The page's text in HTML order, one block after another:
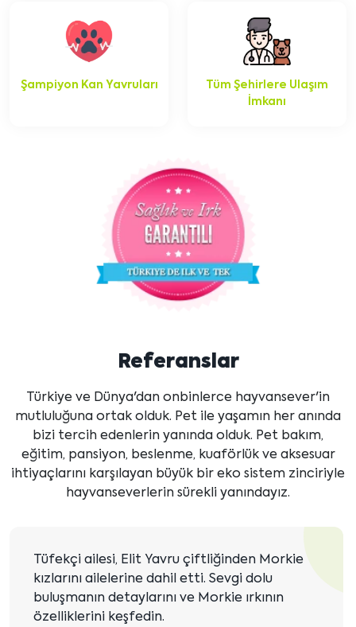
Şampiyon Kan Yavruları
Tüm Şehirlere Ulaşım
İmkanı
Referanslar
Türkiye ve Dünya'dan onbinlerce hayvansever'in
mutluluğuna ortak olduk. Pet ile yaşamın her anında
bizi tercih edenlerin yanında olduk. Pet bakım,
eğitim, pansiyon, beslenme, kuaförlük ve aksesuar
ihtiyaçlarını karşılayan büyük bir eko sistem zinciriyle
hayvanseverlerin sürekli yanındayız.
Detaylı İncele